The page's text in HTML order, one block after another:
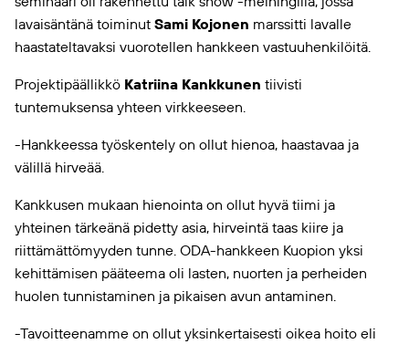
lavaisäntänä toiminut Sami Kojonen marssitti lavalle
haastateltavaksi vuorotellen hankkeen vastuuhenkilöitä.
Projektipäällikkö Katriina Kankkunen tiivisti
tuntemuksensa yhteen virkkeeseen.
-Hankkeessa työskentely on ollut hienoa, haastavaa ja
välillä hirveää.
Kankkusen mukaan hienointa on ollut hyvä tiimi ja
yhteinen tärkeänä pidetty asia, hirveintä taas kiire ja
riittämättömyyden tunne. ODA-hankkeen Kuopion yksi
kehittämisen pääteema oli lasten, nuorten ja perheiden
huolen tunnistaminen ja pikaisen avun antaminen.
-Tavoitteenamme on ollut yksinkertaisesti oikea hoito eli